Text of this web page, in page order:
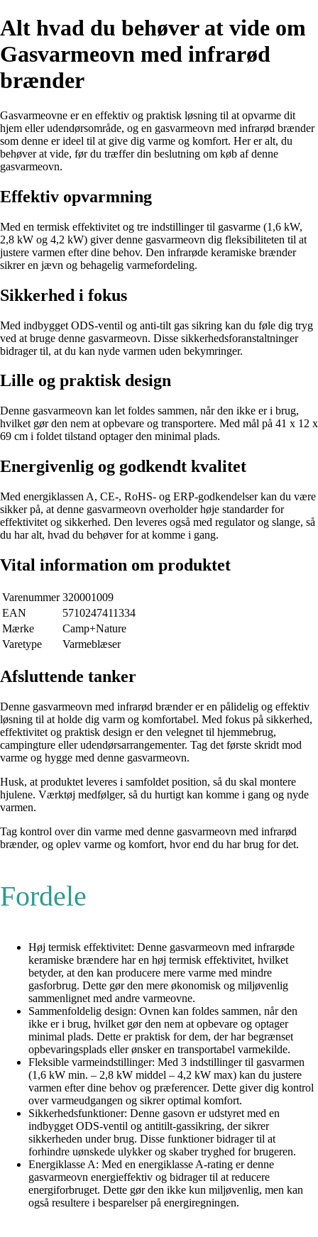
Alt hvad du behøver at vide om
Gasvarmeovn med infrarød
brænder
Gasvarmeovne er en effektiv og praktisk løsning til at opvarme dit
hjem eller udendørsområde, og en gasvarmeovn med infrarød brænder
som denne er ideel til at give dig varme og komfort. Her er alt, du
behøver at vide, før du træffer din beslutning om køb af denne
gasvarmeovn.
Effektiv opvarmning
Med en termisk effektivitet og tre indstillinger til gasvarme (1,6 kW,
2,8 kW og 4,2 kW) giver denne gasvarmeovn dig fleksibiliteten til at
justere varmen efter dine behov. Den infrarøde keramiske brænder
sikrer en jævn og behagelig varmefordeling.
Sikkerhed i fokus
Med indbygget ODS-ventil og anti-tilt gas sikring kan du føle dig tryg
ved at bruge denne gasvarmeovn. Disse sikkerhedsforanstaltninger
bidrager til, at du kan nyde varmen uden bekymringer.
Lille og praktisk design
Denne gasvarmeovn kan let foldes sammen, når den ikke er i brug,
hvilket gør den nem at opbevare og transportere. Med mål på 41 x 12 x
69 cm i foldet tilstand optager den minimal plads.
Energivenlig og godkendt kvalitet
Med energiklassen A, CE-, RoHS- og ERP-godkendelser kan du være
sikker på, at denne gasvarmeovn overholder høje standarder for
effektivitet og sikkerhed. Den leveres også med regulator og slange, så
du har alt, hvad du behøver for at komme i gang.
Vital information om produktet
Varenummer 320001009
EAN
5710247411334
Mærke
Camp+Nature
Varetype
Varmeblæser
Afsluttende tanker
Denne gasvarmeovn med infrarød brænder er en pålidelig og effektiv
løsning til at holde dig varm og komfortabel. Med fokus på sikkerhed,
effektivitet og praktisk design er den velegnet til hjemmebrug,
campingture eller udendørsarrangementer. Tag det første skridt mod
varme og hygge med denne gasvarmeovn.
Husk, at produktet leveres i samfoldet position, så du skal montere
hjulene. Værktøj medfølger, så du hurtigt kan komme i gang og nyde
varmen.
Tag kontrol over din varme med denne gasvarmeovn med infrarød
brænder, og oplev varme og komfort, hvor end du har brug for det.
Fordele
Høj termisk effektivitet: Denne gasvarmeovn med infrarøde
keramiske brændere har en høj termisk effektivitet, hvilket
betyder, at den kan producere mere varme med mindre
gasforbrug. Dette gør den mere økonomisk og miljøvenlig
sammenlignet med andre varmeovne.
Sammenfoldelig design: Ovnen kan foldes sammen, når den
ikke er i brug, hvilket gør den nem at opbevare og optager
minimal plads. Dette er praktisk for dem, der har begrænset
opbevaringsplads eller ønsker en transportabel varmekilde.
Fleksible varmeindstillinger: Med 3 indstillinger til gasvarmen
(1,6 kW min. – 2,8 kW middel – 4,2 kW max) kan du justere
varmen efter dine behov og præferencer. Dette giver dig kontrol
over varmeudgangen og sikrer optimal komfort.
Sikkerhedsfunktioner: Denne gasovn er udstyret med en
indbygget ODS-ventil og antitilt-gassikring, der sikrer
sikkerheden under brug. Disse funktioner bidrager til at
forhindre uønskede ulykker og skaber tryghed for brugeren.
Energiklasse A: Med en energiklasse A-rating er denne
gasvarmeovn energieffektiv og bidrager til at reducere
energiforbruget. Dette gør den ikke kun miljøvenlig, men kan
også resultere i besparelser på energiregningen.